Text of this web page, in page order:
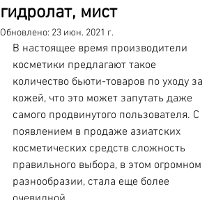
гидролат, мист
Обновлено: 23 июн. 2021 г.
В настоящее время производители
косметики предлагают такое
количество бьюти-товаров по уходу за
кожей, что это может запутать даже
самого продвинутого пользователя. С
появлением в продаже азиатских
косметических средств сложность
правильного выбора, в этом огромном
разнообразии, стала еще более